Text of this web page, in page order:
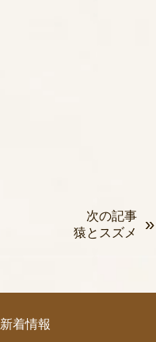
次の記事
猿とスズメ
新着情報